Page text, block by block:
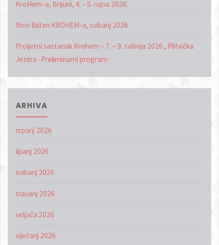
KroHem-a, Brijuni, 4. – 5. rujna 2026.
Novi Bilten KROHEM-a, svibanj 2026.
Proljetni sastanak Krohem – 7. – 9. svibnja 2026., Plitvička
Jezera -Preliminarni program
ARHIVA
srpanj 2026
lipanj 2026
svibanj 2026
travanj 2026
veljača 2026
siječanj 2026